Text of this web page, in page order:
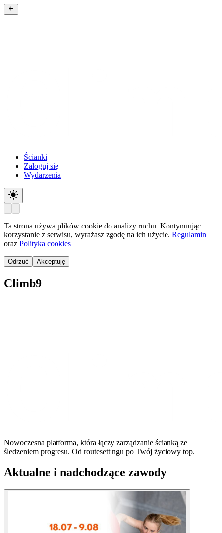
Ścianki
Zaloguj się
Wydarzenia
Ta strona używa plików cookie do analizy ruchu. Kontynuując
korzystanie z serwisu, wyrażasz zgodę na ich użycie. Regulamin
oraz Polityka cookies
Odrzuć Akceptuję
Climb9
Nowoczesna platforma, która łączy zarządzanie ścianką ze
śledzeniem progresu. Od routesettingu po Twój życiowy top.
Aktualne i nadchodzące zawody